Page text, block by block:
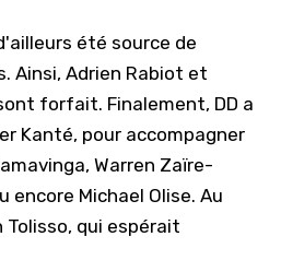
été source de
Ainsi, Adrien Rabiot et
forfait. Finalement, DD a
Kanté, pour accompagner
Warren Zaïre-
encore Michael Olise. Au
qui espérait